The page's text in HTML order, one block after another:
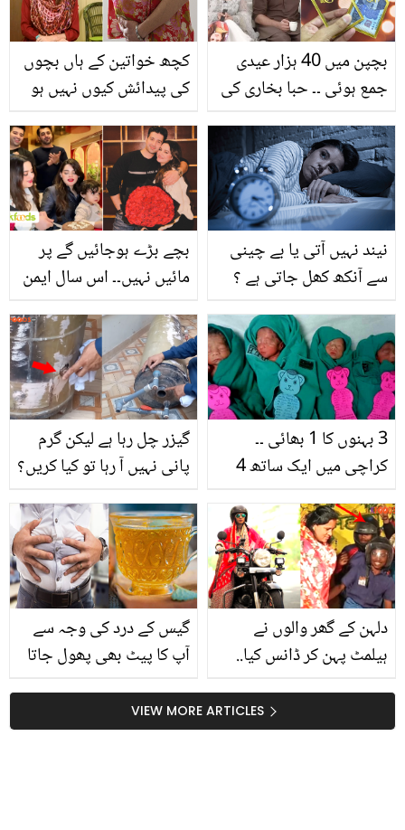
کچھ خواتین کے ہاں بچوں
کی پیدائش کیوں نہیں ہو
بتائی بے اولادی کی ایک اہم
وجہ اور اس کا 40 دن کا
آسان علاج
بچپن میں 40 ہزار عیدی
جمع ہوئی ۔۔ حبا بخاری کی
بیوی سے کیا شکوہ کر دیا؟
دلچسپ ویڈیو
بچے بڑے ہوجائیں گے پر
مائیں نہیں۔۔ اس سال ایمن
منائی؟ عمر جان کر
صارفین پر ہنسی کے دورے
نیند نہیں آتی یا بے چینی
سے آنکھ کھل جاتی ہے ؟
نیند نہیں آتی تو 4 منٹ
میں سونے کا آسان طریقہ
جانیں اور رات بھر سکون
سے سوئیں
گیزر چل رہا ہے لیکن گرم
پانی نہیں آ رہا تو کیا کریں؟
باتوں کا خیال رکھنا
ضروری ہے؟ دیکھئے ویڈیو
3 بہنوں کا 1 بھائی ۔۔
کراچی میں ایک ساتھ 4
حیران کیوں؟
گیس کے درد کی وجہ سے
آپ کا پیٹ بھی پھول جاتا
پھولے ہوئے پیٹ کو کم
کرنے کا طریقہ
دلہن کے گھر والوں نے
ہیلمٹ پہن کر ڈانس کیا..
ہیلمٹ دینے کا دلچسپ
واقعہ کس جگہ پیش آیا؟
VIEW MORE ARTICLES